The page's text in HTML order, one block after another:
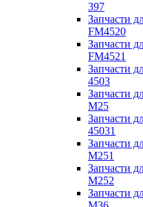
397
Запчасти
FM4520
Запчасти
FM4521
Запчасти
4503
Запчасти
M25
Запчасти
45031
Запчасти
M251
Запчасти
M252
Запчасти